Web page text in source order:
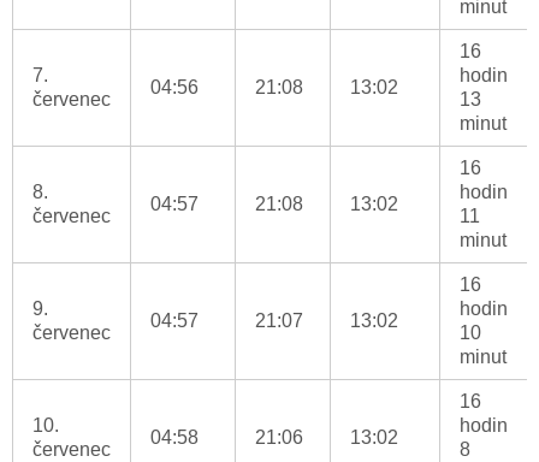
minut
7.
červenec
04:56 21:08 13:02
16
hodin
13
minut
8.
červenec
04:57 21:08 13:02
16
hodin
11
minut
9.
červenec
04:57 21:07 13:02
16
hodin
10
minut
10.
červenec
04:58 21:06 13:02
16
hodin
8